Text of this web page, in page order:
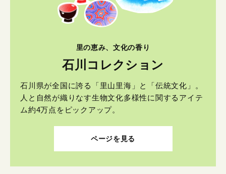
里の恵み、文化の香り
石川コレクション
石川県が全国に誇る「里山里海」と「伝統文化」。
人と自然が織りなす生物文化多様性に関するアイテ
ム約4万点をピックアップ。
ページを見る